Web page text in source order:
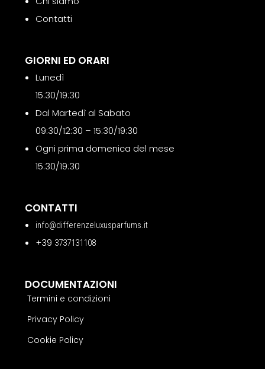
Contatti
GIORNI ED ORARI
Lunedì
15:30/19:30
Dal Martedì al Sabato
09:30/12:30 – 15:30/19:30
Ogni prima domenica del mese
15:30/19:30
CONTATTI
info@differenzeluxusparfums.it
+39 3737131108
DOCUMENTAZIONI
Termini e condizioni
Privacy Policy
Cookie Policy